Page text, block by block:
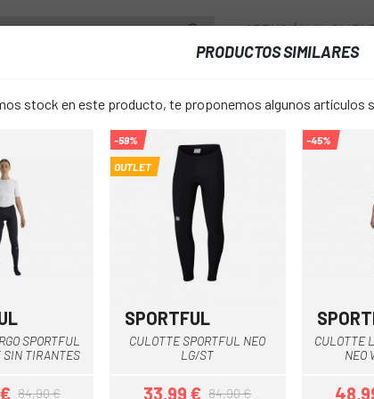
ATENCIÓN AL
CULOTTE LARGO SPORTFUL BODYFIT PRO BIBTIGHT
COLOR:
PRODUCTOS SIMILARES
stock en este producto, te proponemos algunos artículos
Negro
SPORTFUL
SIN TIRANTES
84,90 €
Negro
-59%
OUTLET
SPORTFUL
CULOTTE SPORTFUL NEO
LG/ST
33,99 € 84,90 €
-45%
CULOTTE
NEO